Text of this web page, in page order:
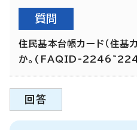
質問
住民基本台帳カード（住基
か。(FAQID-
回答